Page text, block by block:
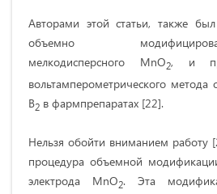
Авторами этой статьи, также был
объемно
мелкодисперсного MnO2, и
вольтамперометрического метода
В2 в фармпрепаратах [22].
Нельзя обойти вниманием работу
процедура объемной
электрода MnO2. Эта